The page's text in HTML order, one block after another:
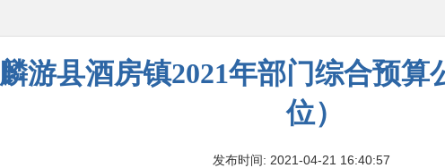
麟游县酒房镇2021年部门综合预算
位）
发布时间: 2021-04-21 16:40:57